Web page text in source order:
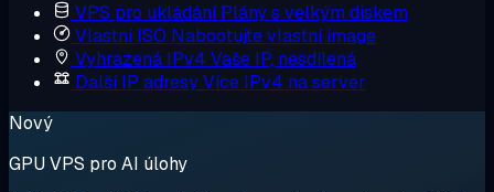
VPS pro ukládání Plány s velkým diskem
Vlastní ISO Nabootujte vlastní image
Vyhrazená IPv4 Vaše IP, nesdílená
Další IP adresyVíce IPv4 na server
Nový
GPU VPS pro AI úlohy